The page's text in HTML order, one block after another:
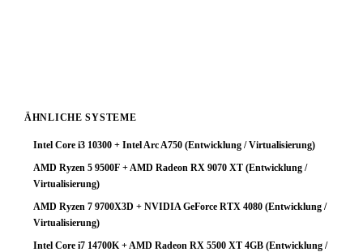
ÄHNLICHE SYSTEME
Intel Core i3 10300 + Intel Arc A750 (Entwicklung / Virtualisierung)
AMD Ryzen 5 9500F + AMD Radeon RX 9070 XT (Entwicklung /
Virtualisierung)
AMD Ryzen 7 9700X3D + NVIDIA GeForce RTX 4080 (Entwicklung /
Virtualisierung)
Intel Core i7 14700K + AMD Radeon RX 5500 XT 4GB (Entwicklung /